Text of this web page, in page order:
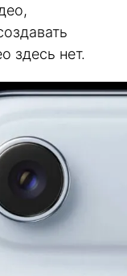
здесь нет.